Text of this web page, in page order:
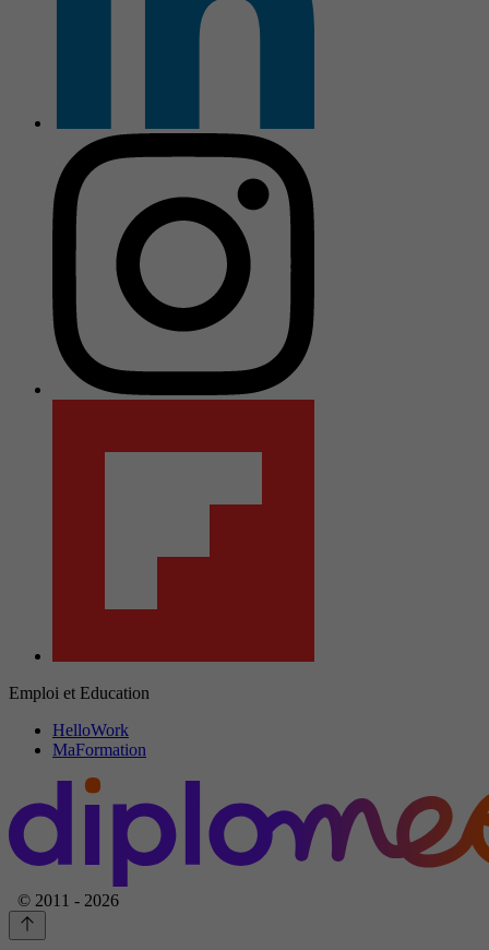
Emploi et Education
HelloWork
MaFormation
© 2011 - 2026